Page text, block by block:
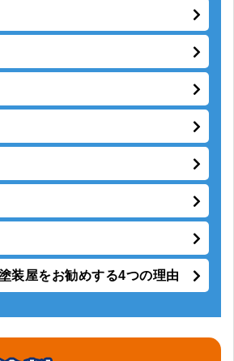
装屋をお勧めする4つの理由